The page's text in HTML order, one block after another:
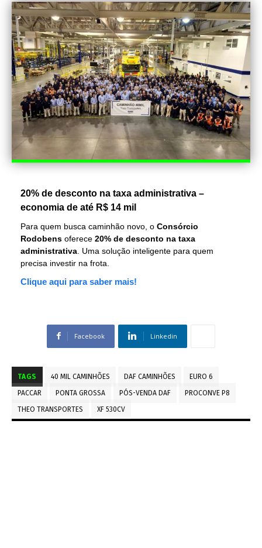
20% de desconto na taxa administrativa –
economia de até R$ 14 mil
Para quem busca caminhão novo, o Consórcio
Rodobens oferece 20% de desconto na taxa
administrativa . Uma solução inteligente para quem
precisa investir na frota.
Clique aqui para saber mais!
Facebook Linkedin
TAGS 40 MIL CAMINHÕES DAF CAMINHÕES
EURO 6
PACCAR
PONTA GROSSA PÓS-VENDA DAF
PROCONVE P8
THEO TRANSPORTES
XF 530CV